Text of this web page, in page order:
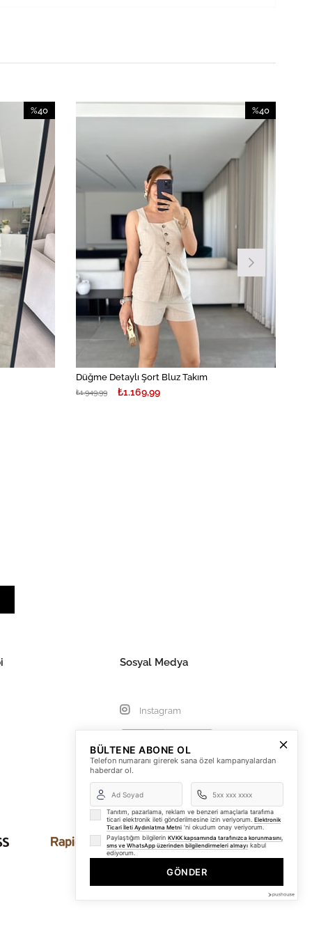
%40
İndirim
%40İndirim
Düğme Detaylı Şort Bluz Takım
₺1.169,99
₺1.949,99
%40
İndirim
%40İndirim
Sosyal Medya
Instagram
BÜLTENE ABONE OL
Telefon numaranı girerek sana özel kampanyalardan
haberdar ol.
Tanıtım, pazarlama, reklam ve benzeri amaçlarla tarafıma
ticari elektronik ileti gönderilmesine izin veriyorum. Elektronik
Ticari İleti Aydınlatma Metni 'ni okudum onay veriyorum.
Paylaştığım bilgilerin KVKK kapsamında tarafınızca korunmasını,
sms ve WhatsApp üzerinden bilgilendirmeleri almayı kabul
ediyorum.
GÖNDER